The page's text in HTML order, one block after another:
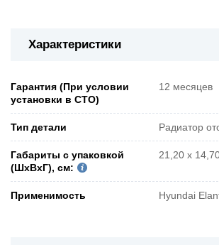
Характеристики
Гарантия (При условии
установки в СТО)
12 месяцев
Тип детали Радиатор
Габариты с упаковкой
(ШxВxГ), см:
21,20 x
Применимость Hyundai